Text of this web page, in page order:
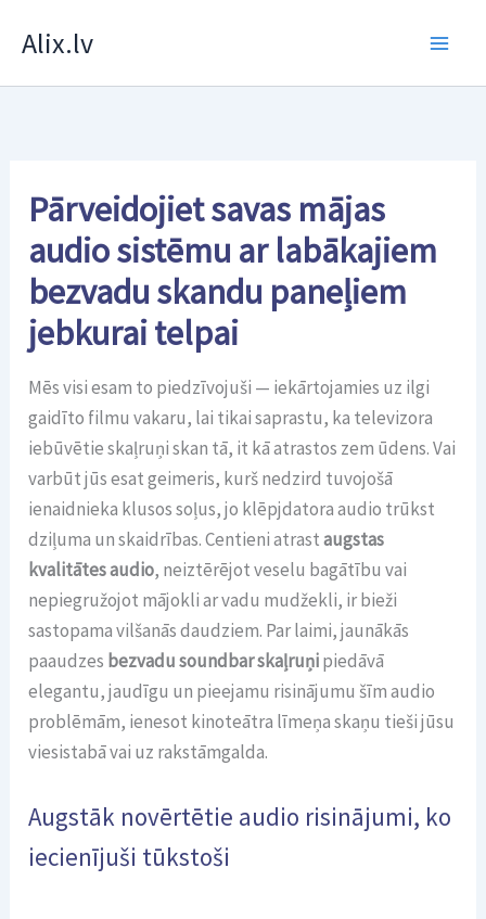
Alix.lv
Pārveidojiet savas mājas
audio sistēmu ar labākajiem
bezvadu skandu paneļiem
jebkurai telpai
Mēs visi esam to piedzīvojuši — iekārtojamies uz ilgi
gaidīto filmu vakaru, lai tikai saprastu, ka televizora
iebūvētie skaļruņi skan tā, it kā atrastos zem ūdens. Vai
varbūt jūs esat geimeris, kurš nedzird tuvojošā
ienaidnieka klusos soļus, jo klēpjdatora audio trūkst
dziļuma un skaidrības. Centieni atrastaugstas
kvalitātes audio, neiztērējot veselu bagātību vai
nepiegružojot mājokli ar vadu mudžekli, ir bieži
sastopama vilšanās daudziem. Par laimi, jaunākās
paaudzes bezvadu soundbar skaļruņipiedāvā
elegantu, jaudīgu un pieejamu risinājumu šīm audio
problēmām, ienesot kinoteātra līmeņa skaņu tieši jūsu
viesistabā vai uz rakstāmgalda.
Augstāk novērtētie audio risinājumi, ko
iecienījuši tūkstoši